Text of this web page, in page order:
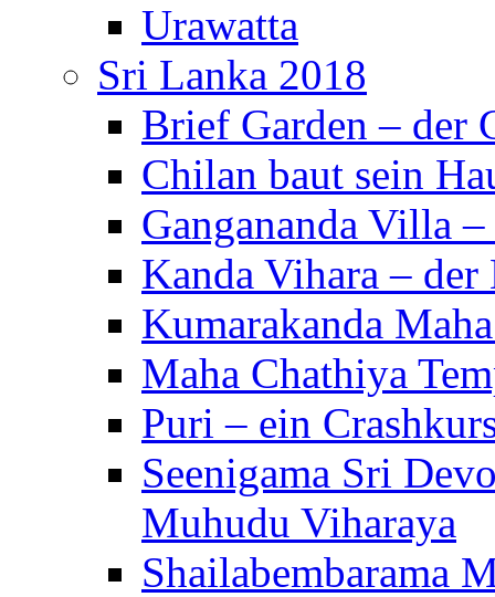
Urawatta
Sri Lanka 2018
Brief Garden – der
Chilan baut sein
Gangananda Villa
Kanda Vihara –
Kumarakanda
Maha Chathiya
Puri – ein
Seenigama Sri
Muhudu Viharaya
Shailabembarama